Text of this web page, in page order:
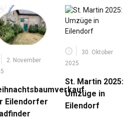
2. November
Eilendorfer
30. Oktober
2025
St. Martin 2025:
Umzüge in
Eilendorf